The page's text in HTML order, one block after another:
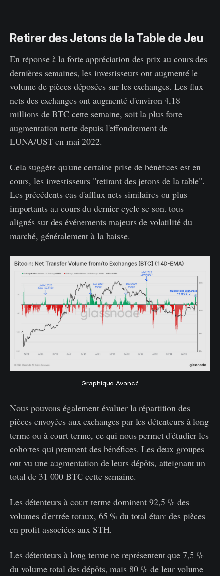
Retirer des Jetons de la Table de Jeu
En réponse à la forte appréciation des prix au cours des
dernières semaines, les investisseurs ont augmenté le
volume de pièces déposées sur les exchanges. Les flux
nets des exchanges ont augmenté d'environ 4,18
millions de BTC cette semaine, soit la plus forte
augmentation nette depuis l'effondrement de
LUNA/UST en mai 2022.
Cela suggère qu'une certaine prise de bénéfices est en
cours, les investisseurs "retirant des jetons de la table".
Les précédents cas d'afflux nets similaires ou plus
importants au cours du dernier cycle se sont tous
alignés sur des événements majeurs de volatilité du
marché, généralement à la baisse.
Graphique Avancé
Nous pouvons également évaluer la répartition des
pièces envoyées aux exchanges par les détenteurs à long
terme ou à court terme, ce qui nous permet d'étudier les
cohortes qui prennent des bénéfices. Les deux groupes
ont vu une augmentation de leurs dépôts, atteignant un
total de 31 000 BTC cette semaine.
Les détenteurs à court terme dominent 92,5 % des
volumes d'entrée totaux, 65 % du total étant des pièces
en profit associées aux STH.
Les détenteurs à long terme ne représentent que 7,5 %
du volume total des dépôts, mais 80 % de leur volume